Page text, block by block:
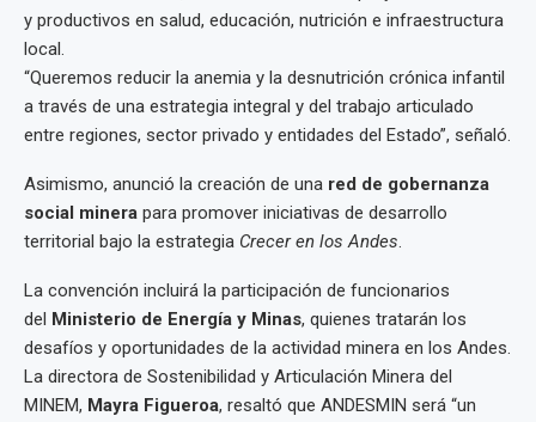
y productivos en salud, educación, nutrición e infraestructura
local.
“Queremos reducir la anemia y la desnutrición crónica infantil
a través de una estrategia integral y del trabajo articulado
entre regiones, sector privado y entidades del Estado”, señaló.
Asimismo, anunció la creación de una red de gobernanza
social minera para promover iniciativas de desarrollo
territorial bajo la estrategia Crecer en los Andes.
La convención incluirá la participación de funcionarios
del Ministerio de Energía y Minas, quienes tratarán los
desafíos y oportunidades de la actividad minera en los Andes.
La directora de Sostenibilidad y Articulación Minera del
MINEM, Mayra Figueroa, resaltó que ANDESMIN será “un